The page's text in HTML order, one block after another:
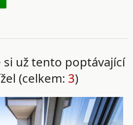
si už tento poptávající
(celkem: 3)